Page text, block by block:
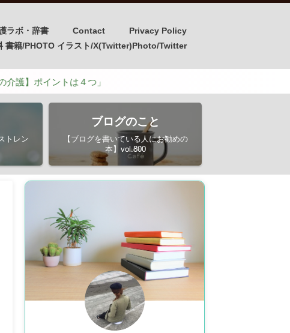
ラボ・辞書 Contact
Privacy Policy
書籍/PHOTO イラスト/X(Twitter)Photo/Twitter
は４つ」
トレン
ブログのこと
【ブログを書いている人にお勧めの
本】vol.800